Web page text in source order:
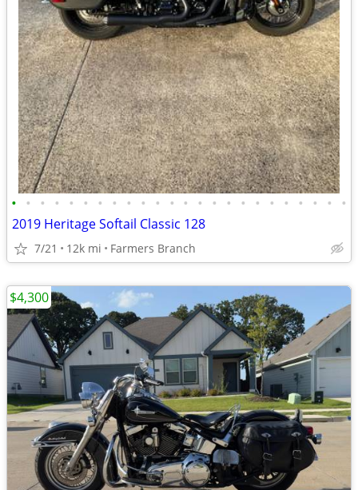
• • • • • • • • • • • • • • • • • • • • • • • •
2019 Heritage Softail Classic 128
7/21 12k mi Farmers Branch
$4,300